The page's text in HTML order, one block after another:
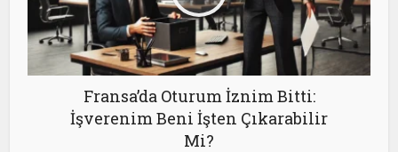
Fransa’da Oturum İznim Bitti:
İşverenim Beni İşten Çıkarabilir
Mi?